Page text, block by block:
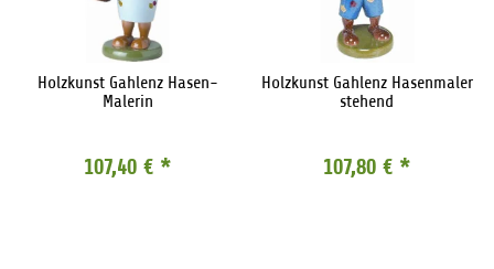
Holzkunst Gahlenz Hasen-
Malerin
107,40 € *
Holzkunst Gahlenz Hasenmaler
stehend
107,80 € *